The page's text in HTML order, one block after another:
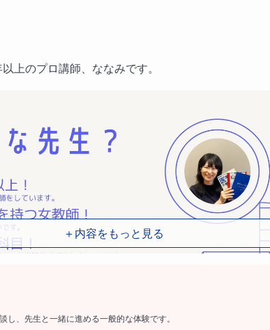
上のプロ講師、ななみです。
＋内容をもっと見る
し、先生と一緒に進める一般的な体験です。